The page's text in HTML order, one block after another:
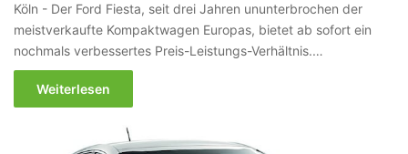
Köln - Der Ford Fiesta, seit drei Jahren ununterbrochen der
meistverkaufte Kompaktwagen Europas, bietet ab sofort ein
nochmals verbessertes Preis-Leistungs-Verhältnis.…
Weiterlesen